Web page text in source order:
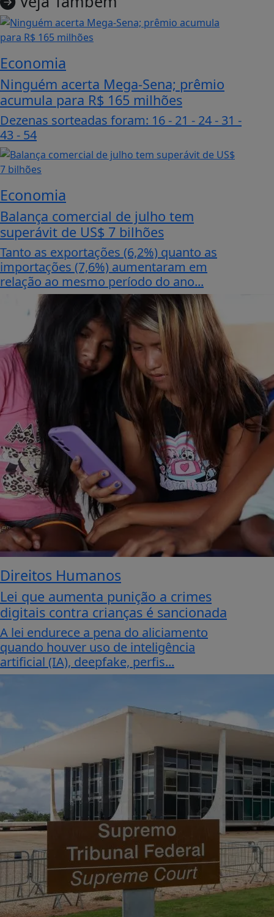
Economia
Ninguém acerta Mega-Sena; prêmio
acumula para R$ 165 milhões
Dezenas sorteadas foram: 16 - 21 - 24 - 31 -
43 - 54
Economia
Balança comercial de julho tem
superávit de US$ 7 bilhões
Tanto as exportações (6,2%) quanto as
importações (7,6%) aumentaram em
relação ao mesmo período do ano...
Direitos Humanos
Lei que aumenta punição a crimes
digitais contra crianças é sancionada
A lei endurece a pena do aliciamento
quando houver uso de inteligência
artificial (IA), deepfake, perfis...